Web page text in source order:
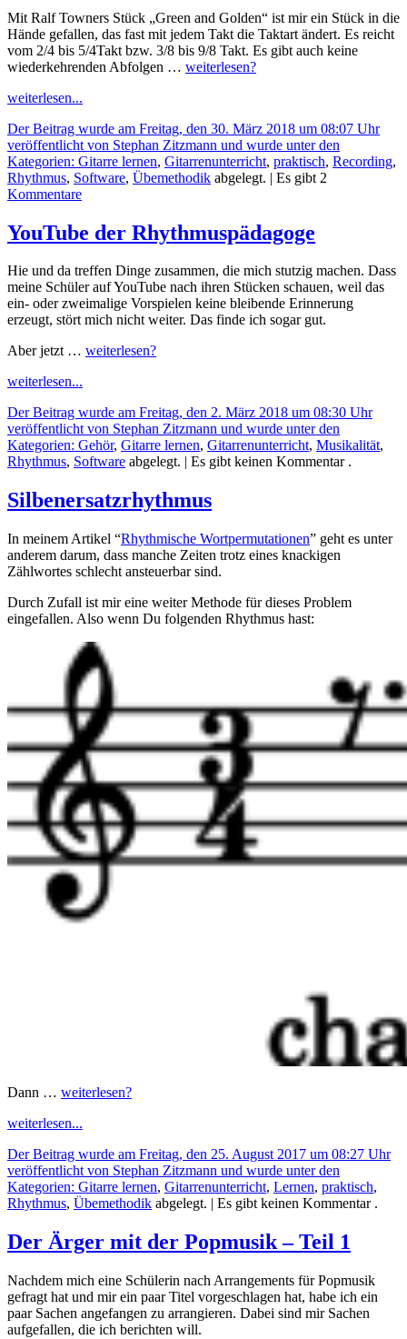
Mit Ralf Towners Stück „Green and Golden“ ist mir ein Stück in die
Hände gefallen, das fast mit jedem Takt die Taktart ändert. Es reicht
vom 2/4 bis 5/4Takt bzw. 3/8 bis 9/8 Takt. Es gibt auch keine
wiederkehrenden Abfolgen … weiterlesen?
weiterlesen...
Der Beitrag wurde am Freitag, den 30. März 2018 um 08:07 Uhr
veröffentlicht von Stephan Zitzmann und wurde unter den
Kategorien: Gitarre lernen, Gitarrenunterricht, praktisch, Recording,
Rhythmus, Software, Übemethodik abgelegt. | Es gibt 2
Kommentare
YouTube der Rhythmuspädagoge
Hie und da treffen Dinge zusammen, die mich stutzig machen. Dass
meine Schüler auf YouTube nach ihren Stücken schauen, weil das
ein- oder zweimalige Vorspielen keine bleibende Erinnerung
erzeugt, stört mich nicht weiter. Das finde ich sogar gut.
Aber jetzt … weiterlesen?
weiterlesen...
Der Beitrag wurde am Freitag, den 2. März 2018 um 08:30 Uhr
veröffentlicht von Stephan Zitzmann und wurde unter den
Kategorien: Gehör, Gitarre lernen, Gitarrenunterricht, Musikalität,
Rhythmus, Software abgelegt. | Es gibt keinen Kommentar .
Silbenersatzrhythmus
In meinem Artikel “Rhythmische Wortpermutationen” geht es unter
anderem darum, dass manche Zeiten trotz eines knackigen
Zählwortes schlecht ansteuerbar sind.
Durch Zufall ist mir eine weiter Methode für dieses Problem
eingefallen. Also wenn Du folgenden Rhythmus hast:
Dann … weiterlesen?
weiterlesen...
Der Beitrag wurde am Freitag, den 25. August 2017 um 08:27 Uhr
veröffentlicht von Stephan Zitzmann und wurde unter den
Kategorien: Gitarre lernen, Gitarrenunterricht, Lernen, praktisch,
Rhythmus, Übemethodik abgelegt. | Es gibt keinen Kommentar .
Der Ärger mit der Popmusik – Teil 1
Nachdem mich eine Schülerin nach Arrangements für Popmusik
gefragt hat und mir ein paar Titel vorgeschlagen hat, habe ich ein
paar Sachen angefangen zu arrangieren. Dabei sind mir Sachen
aufgefallen, die ich berichten will.